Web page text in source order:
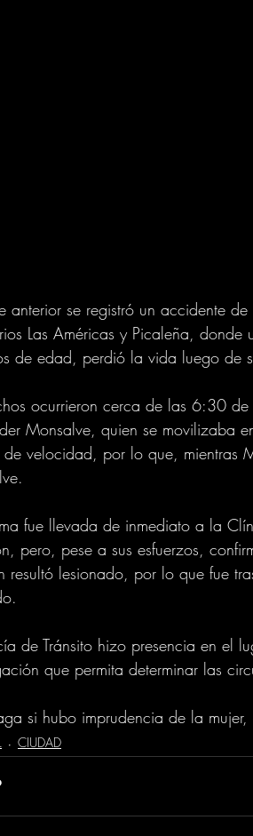
anterior se registró un accidente
Las Américas y Picaleña,
de edad, perdió la vida luego de
ocurrieron cerca de las 6:30
Monsalve, quien se movilizaba
de velocidad, por lo que, mientras
fue llevada de inmediato a la
pero, pese a sus esfuerzos,
resultó lesionado, por lo que fue
de Tránsito hizo presencia en el
que permita determinar las
si hubo imprudencia de la
CIUDAD